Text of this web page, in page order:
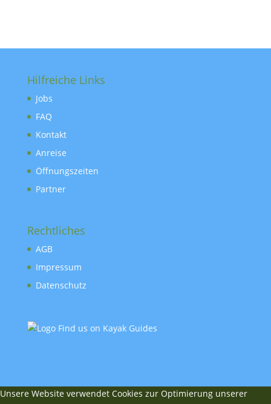
Hilfreiche Links
Jobs
FAQ
Kontakt
Anreise
Öffnungszeiten
Partner
Rechtliches
AGB
Impressum
Datenschutz
Unsere Website verwendet Cookies zur Optimierung unserer